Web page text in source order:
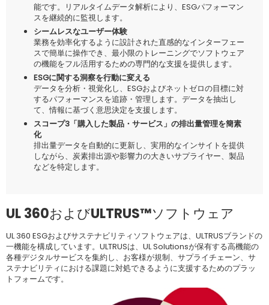
能です。リアルタイムデータ解析により、ESGパフォーマン
スを継続的に監視します。
シームレスなユーザー体験
業務を効率化するように設計された直感的なインターフェー
スで簡単に操作でき、最小限のトレーニングでソフトウェア
の機能をフル活用するための専門的な支援を提供します。
ESGに関する洞察を行動に変える
データを分析・視覚化し、ESGおよびネットゼロの目標に対
するパフォーマンスを追跡・管理します。データを抽出し
て、情報に基づく意思決定を支援します。
スコープ3「購入した製品・サービス」の排出量管理を簡素
化
排出量データを自動的に更新し、実用的なインサイトを提供
しながら、炭素排出源や影響力の大きいサプライヤー、製品
などを特定します。
UL 360およびULTRUS™ソフトウェア
UL 360 ESGおよびサステナビリティソフトウェアは、ULTRUSブランドの
一機能を構成しています。ULTRUSは、UL Solutionsが保有する高機能の
各種デジタルサービスを集約し、お客様が規制、サプライチェーン、サ
ステナビリティにおける課題に対処できるように支援するためのプラッ
トフォームです。